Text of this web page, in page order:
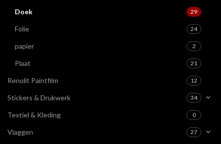
Doek 29
Folie 24
papier 2
Plaat 21
Renolit Paintfilm 12
Stickers & Drukwerk 34
Textiel & Kleding 0
Vlaggen 27